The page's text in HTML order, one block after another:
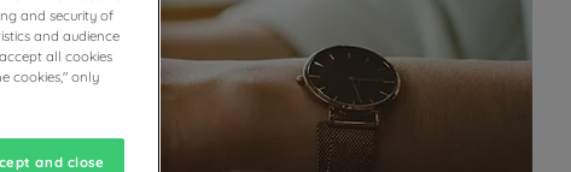
and security of
and audience
all cookies
cookies," only
and close